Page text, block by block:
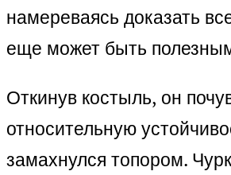
намереваясь доказать
еще может быть
Откинув костыль, он
относительную
замахнулся топором.